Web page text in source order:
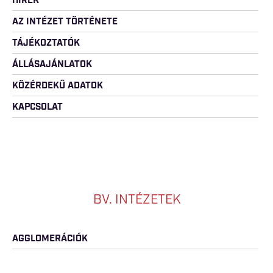
AZ INTÉZET TÖRTÉNETE
TÁJÉKOZTATÓK
ÁLLÁSAJÁNLATOK
KÖZÉRDEKŰ ADATOK
KAPCSOLAT
BV. INTÉZETEK
AGGLOMERÁCIÓK